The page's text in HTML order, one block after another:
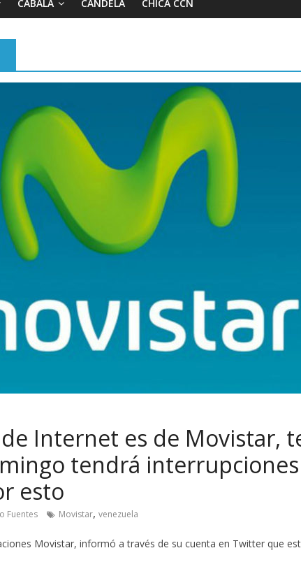
CABALA CANDELA CHICA CCN
Internet es de Movistar,
tendrá
esto
Fuentes Movistar, venezuela
Movistar, informó a través de su cuenta en Twitter que